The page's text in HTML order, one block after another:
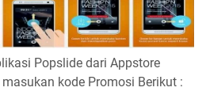
Popslide dari Appstore
kode Promosi Berikut :